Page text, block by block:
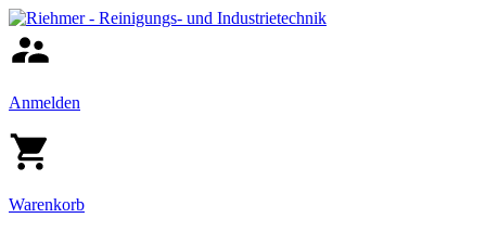
Anmelden
Warenkorb